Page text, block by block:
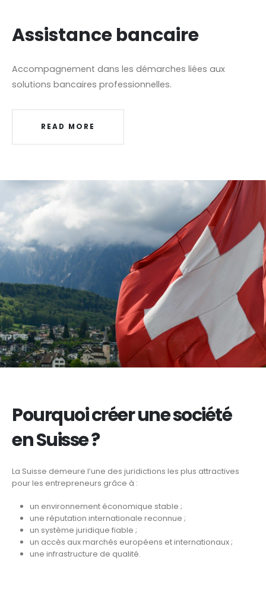
Assistance bancaire
Accompagnement dans les démarches liées aux
solutions bancaires professionnelles.
READ MORE
Pourquoi créer une société
en Suisse ?
La Suisse demeure l’une des juridictions les plus attractives
pour les entrepreneurs grâce à :
un environnement économique stable ;
une réputation internationale reconnue ;
un système juridique fiable ;
un accès aux marchés européens et internationaux ;
une infrastructure de qualité.